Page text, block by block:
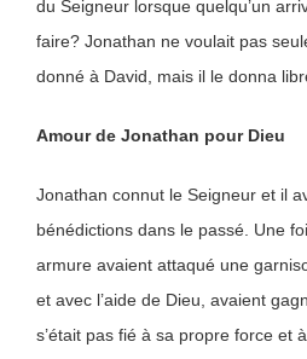
du Seigneur lorsque quelqu’un
faire? Jonathan ne voulait pas
donné à David, mais il le donna
Amour de Jonathan pour Dieu
Jonathan connut le Seigneur et il
bénédictions dans le passé. Une
armure avaient attaqué une
et avec l’aide de Dieu, avaient
s’était pas fié à sa propre force et